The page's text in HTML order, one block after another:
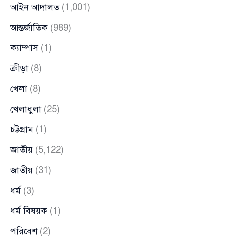
আইন আদালত(1,001)
আন্তর্জাতিক (989)
ক্যাম্পাস(1)
ক্রীড়া (8)
খেলা (8)
খেলাধুলা (25)
চট্টগ্রাম (1)
জাতীয় (5,122)
জাতীয় (31)
ধর্ম (3)
ধর্ম বিষয়ক (1)
পরিবেশ(2)